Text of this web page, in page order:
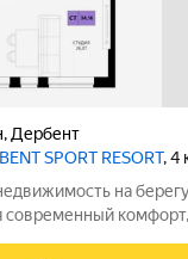
, Дербент
SPORT RESORT, 4
современный